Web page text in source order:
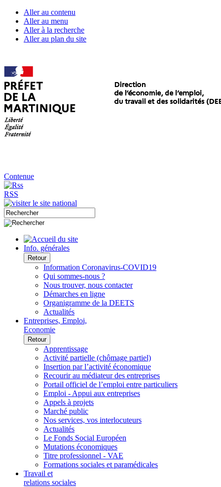
Aller au contenu
Aller au menu
Aller à la recherche
Aller au plan du site
Contenue
RSS
Info. générales
Retour
Information Coronavirus-COVID19
Qui sommes-nous ?
Nous trouver, nous contacter
Démarches en ligne
Organigramme de la DEETS
Actualités
Entreprises, Emploi,
Economie
Retour
Apprentissage
Activité partielle (chômage partiel)
Insertion par l’activité économique
Recourir au médiateur des entreprises
Portail officiel de l’emploi entre particuliers
Emploi - Appui aux entreprises
Appels à projets
Marché public
Nos services, vos interlocuteurs
Actualités
Le Fonds Social Européen
Mutations économiques
Titre professionnel - VAE
Formations sociales et paramédicales
Travail et
relations sociales